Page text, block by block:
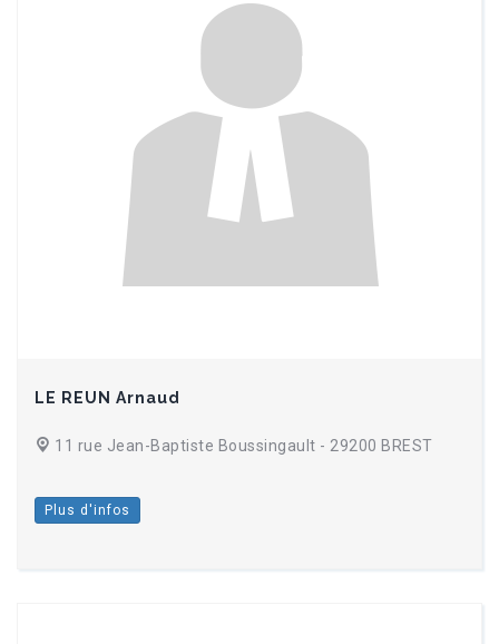
LE REUN Arnaud
11 rue Jean-Baptiste Boussingault - 29200 BREST
Plus d'infos